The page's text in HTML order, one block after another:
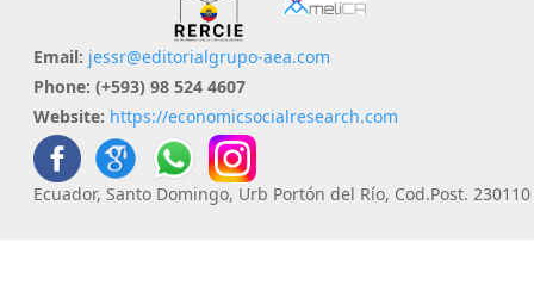
Email: jessr@editorialgrupo-aea.com
Phone: (+593) 98 524 4607
Website: https://economicsocialresearch.com
Ecuador, Santo Domingo, Urb Portón del Río, Cod.Post. 230110